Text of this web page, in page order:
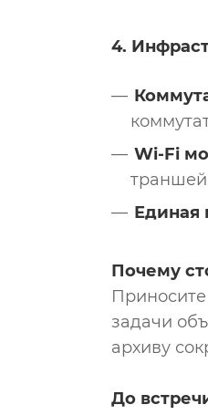
4.
Wi-Fi
траншей
Единая
Почему
задачи
архиву
До